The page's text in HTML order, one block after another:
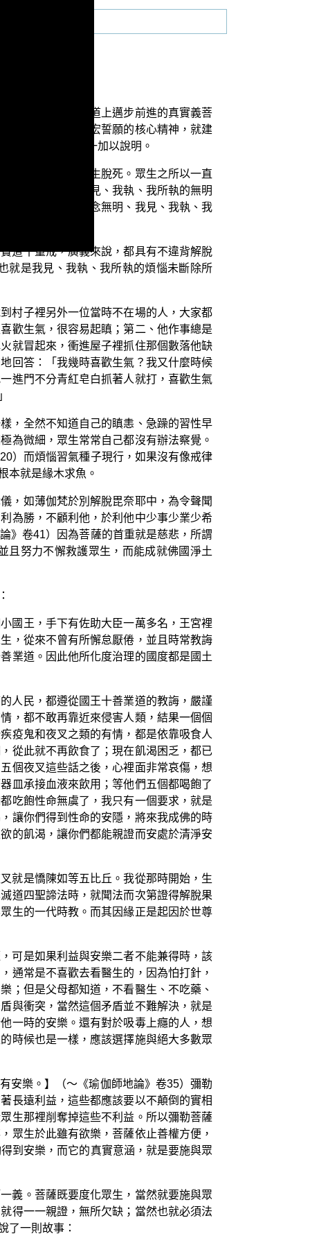
為一個在佛菩提道上邁步前進的真實義菩
願，因此依著四宏誓願的核心精神，就建
接下來我們就逐一加以說明。
彼岸，就是要了生脫死。眾生之所以一直
然就得在斷除我見、我執、我所執的無明
二乘人所斷的一念無明、我見、我執、我
是不違背解脫。
這十重戒，廣義來說，都具有不違背解脫
就是我見、我執、我所執的煩惱未斷除所
村子裡另外一位當時不在場的人，大家都
歡生氣，很容易起瞋；第二、他作事總是
就冒起來，衝進屋子裡抓住那個數落他缺
回答：「我幾時喜歡生氣？我又什麼時候
進門不分青紅皂白抓著人就打，喜歡生氣
，全然不知道自己的瞋恚、急躁的習性早
為微細，眾生常常自己都沒有辦法察覺。
）而煩惱習氣種子現行，如果沒有像戒律
本就是緣木求魚。
，如薄伽梵於別解脫毘奈耶中，為令聲聞
為勝，不顧利他，於利他中少事少業少希
》卷41）因為菩薩的首重就是慈悲，所謂
且努力不懈救護眾生，而能成就佛國淨土
國王，手下有佐助大臣一萬多名，王宮裡
，從來不曾有所懈怠厭倦，並且時常教誨
業道。因此他所化度治理的國度都是國土
人民，都遵從國王十善業道的教誨，嚴謹
，都不敢再靠近來侵害人類，結果一個個
疫鬼和夜叉之類的有情，都是依靠吸食人
從此就不再飲食了；現在飢渴困乏，都已
個夜叉這些話之後，心裡面非常哀傷，想
皿承接血液來飲用；等他們五個都喝飽了
吃飽性命無虞了，我只有一個要求，就是
讓你們得到性命的安隱，將來我成佛的時
的飢渴，讓你們都能親證而安處於清淨安
就是憍陳如等五比丘。我從那時開始，生
道四聖諦法時，就聞法而次第證得解脫果
生的一代時教。而其因緣正是起因於世尊
可是如果利益與安樂二者不能兼得時，該
通常是不喜歡去看醫生的，因為怕打針，
；但是父母都知道，不看醫生、不吃藥、
與衝突，當然這個矛盾並不難解決，就是
一時的安樂。還有對於吸毒上癮的人，想
時候也是一樣，應該選擇施與絕大多數眾
安樂。】（～《瑜伽師地論》卷35）彌勒
長遠利益，這些都應該要以不顛倒的實相
生那裡削奪掉這些不利益。所以彌勒菩薩
眾生於此雖有欲樂，菩薩依止善權方便，
到安樂，而它的真實意涵，就是要施與眾
義。菩薩既要度化眾生，當然就要施與眾
得一一親證，無所欠缺；當然也就必須法
了一則故事：